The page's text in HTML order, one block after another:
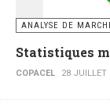
ANALYSE DE
Statistiques
COPACEL 28 JUILLET